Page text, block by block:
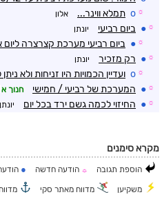
☼
o תמלא ווינר... אלון
☼
● ביום רביעי יונתן
☼
● ביום רביעי מערכת קצרצרה ליום
☼
● רק מזכיר יונתן
☼
o ועדיין הכמויות היו זניחות ולא
☼
● המערכת של רביעי / חמישי חנוך א
☼
● החיזוי לכמה גשם ירד בכל יום יונתן
מקרא סימנים
הוספת תגובה ☼ הודעה חדשה ●
משקיען מדווח מאתר סקי